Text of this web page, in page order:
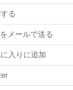
る
メールで送る
入りに追加